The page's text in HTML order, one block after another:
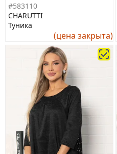
#583110
CHARUTTI
Туника
(цена закрыта)